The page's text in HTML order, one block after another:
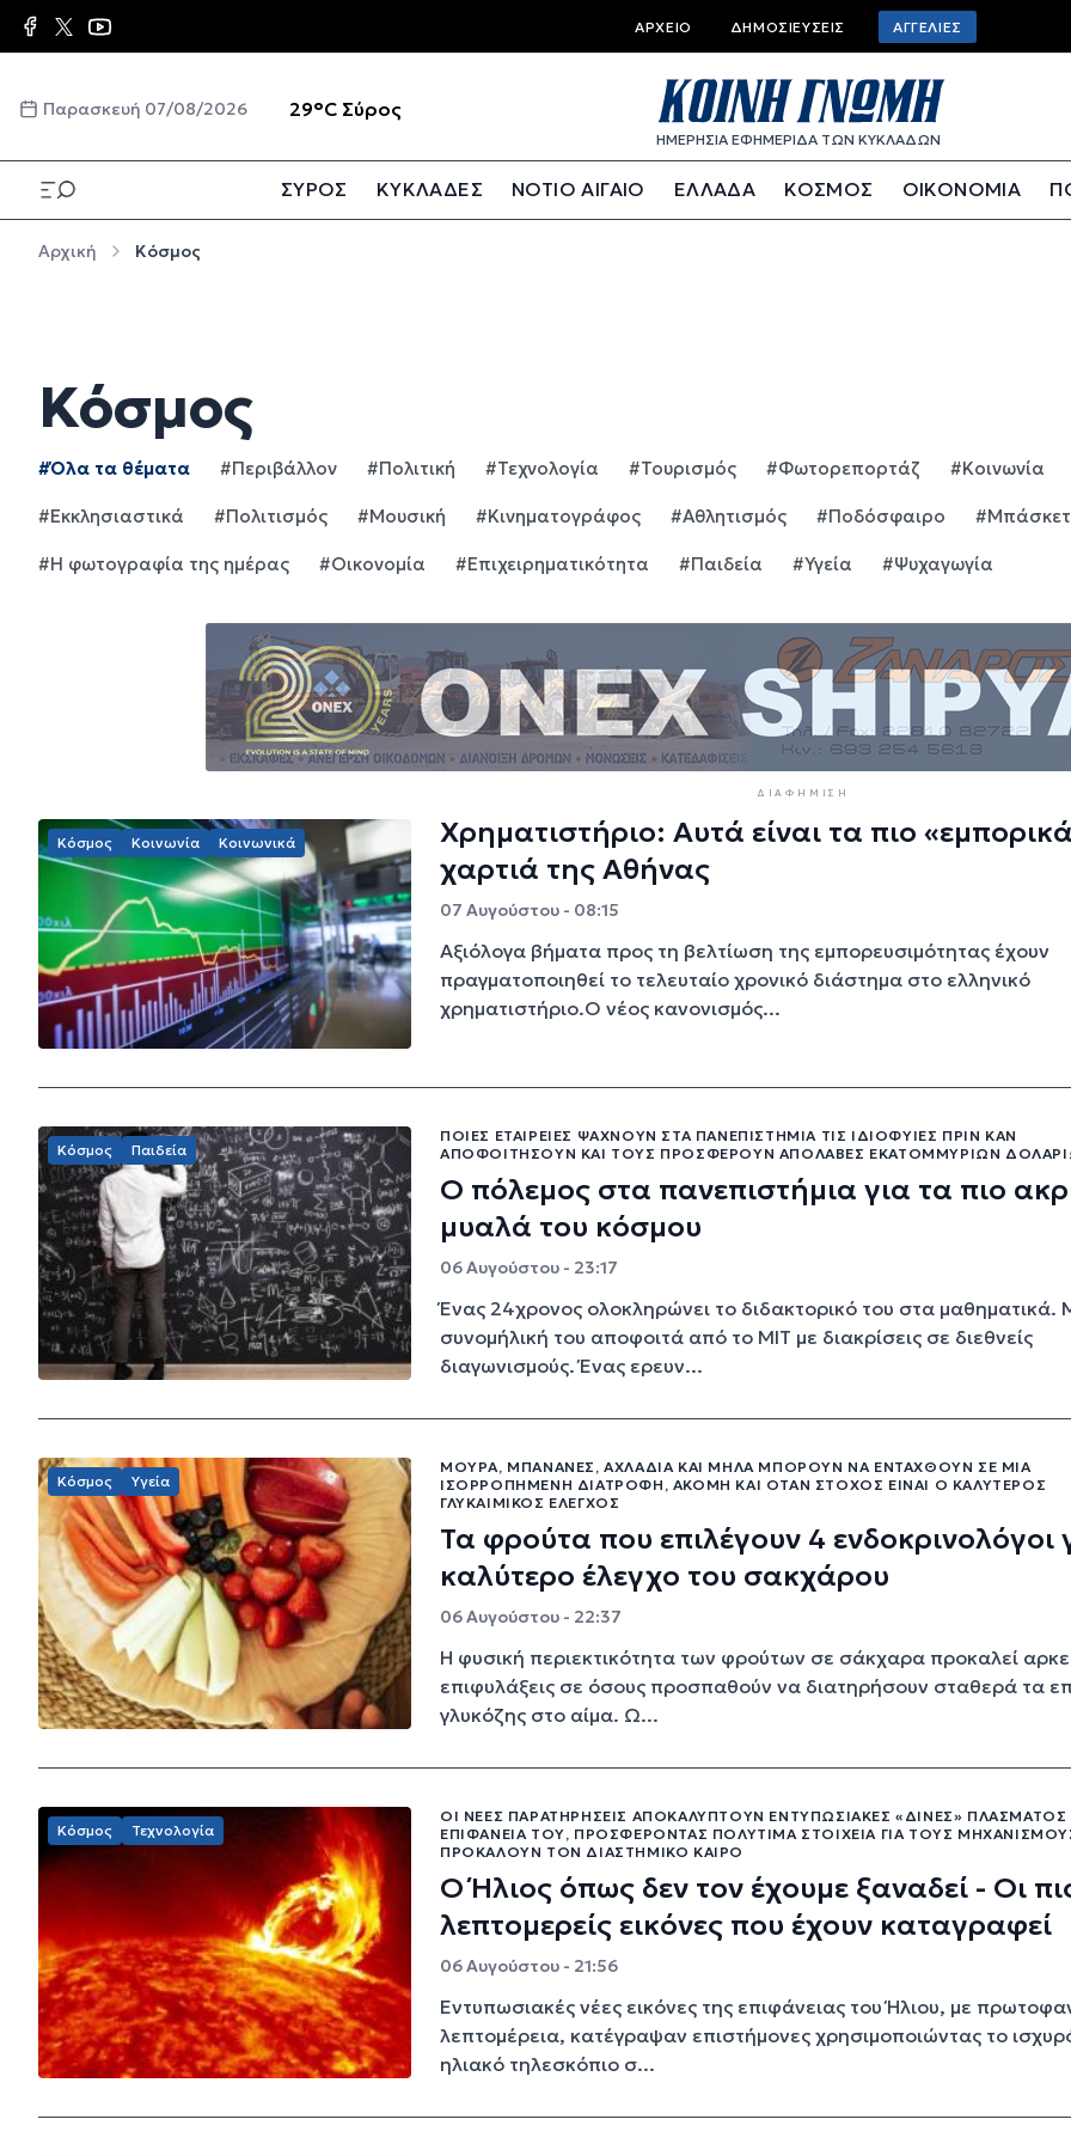
Παράκαμψη προς το κυρίως περιεχόμενο Top bar menu
ΑΡΧΕΊΟ ΔΗΜΟΣΙΕΎΣΕΙΣ ΑΓΓΕΛΊΕΣ
Παρασκευή 07/08/2026 29°C Σύρος
ΗΜΕΡΗΣΙΑ ΕΦΗΜΕΡΙΔΑ ΤΩΝ ΚΥΚΛΑΔΩΝ
ΣΥΡΟΣ ΚΥΚΛΑΔΕΣ ΝΟΤΙΟ ΑΙΓΑΙΟ ΕΛΛΑΔΑ ΚΟΣΜΟΣ ΟΙΚΟΝΟΜΙΑ
Αρχική Κόσμος
Κόσμος
#Όλα τα θέματα #Περιβάλλον #Πολιτική #Τεχνολογία #Τουρισμός #Φωτορεπορτάζ #Κοινωνία
#Εκκλησιαστικά #Πολιτισμός #Μουσική #Κινηματογράφος #Αθλητισμός #Ποδόσφαιρο #Μπάσκετ
#Η φωτογραφία της ημέρας #Οικονομία #Επιχειρηματικότητα #Παιδεία #Υγεία #Ψυχαγωγία
ΔΙΑΦΉΜΙΣΗ
Κόσμος Κοινωνία Κοινωνικά
Χρηματιστήριο: Αυτά είναι τα πιο
χαρτιά της Αθήνας
07 Αυγούστου - 08:15
Αξιόλογα βήματα προς τη βελτίωση της εμπορευσιμότητας έχουν
πραγματοποιηθεί το τελευταίο χρονικό διάστημα στο ελληνικό
χρηματιστήριο.Ο νέος κανονισμός...
Κόσμος Παιδεία
ΠΟΙΕΣ ΕΤΑΙΡΕΊΕΣ ΨΆΧΝΟΥΝ ΣΤΑ ΠΑΝΕΠΙΣΤΉΜΙΑ ΤΙΣ ΙΔΙΟΦΥΊΕΣ ΠΡΙΝ ΚΑΝ
ΑΠΟΦΟΙΤΉΣΟΥΝ ΚΑΙ ΤΟΥΣ ΠΡΟΣΦΈΡΟΥΝ ΑΠΟΛΑΒΈΣ ΕΚΑΤΟΜΜΥΡΊΩΝ
Ο πόλεμος στα πανεπιστήμια για τα πιο
μυαλά του κόσμου
06 Αυγούστου - 23:17
Ένας 24χρονος ολοκληρώνει το διδακτορικό του στα μαθηματικά.
συνομήλική του αποφοιτά από το MIT με διακρίσεις σε διεθνείς
διαγωνισμούς. Ένας ερευν...
Κόσμος Υγεία
ΜΟΎΡΑ, ΜΠΑΝΆΝΕΣ, ΑΧΛΆΔΙΑ ΚΑΙ ΜΉΛΑ ΜΠΟΡΟΎΝ ΝΑ ΕΝΤΑΧΘΟΎΝ ΣΕ ΜΙΑ
ΙΣΟΡΡΟΠΗΜΈΝΗ ΔΙΑΤΡΟΦΉ, ΑΚΌΜΗ ΚΑΙ ΌΤΑΝ ΣΤΌΧΟΣ ΕΊΝΑΙ Ο ΚΑΛΎΤΕΡΟΣ
ΓΛΥΚΑΙΜΙΚΌΣ ΈΛΕΓΧΟΣ
Τα φρούτα που επιλέγουν 4 ενδοκρινολόγοι
καλύτερο έλεγχο του σακχάρου
06 Αυγούστου - 22:37
Η φυσική περιεκτικότητα των φρούτων σε σάκχαρα προκαλεί
επιφυλάξεις σε όσους προσπαθούν να διατηρήσουν σταθερά τα
γλυκόζης στο αίμα. Ω...
Κόσμος Τεχνολογία
ΟΙ ΝΈΕΣ ΠΑΡΑΤΗΡΉΣΕΙΣ ΑΠΟΚΑΛΎΠΤΟΥΝ ΕΝΤΥΠΩΣΙΑΚΈΣ «ΔΊΝΕΣ» ΠΛΆΣΜΑΤΟΣ
ΕΠΙΦΆΝΕΙΆ ΤΟΥ, ΠΡΟΣΦΈΡΟΝΤΑΣ ΠΟΛΎΤΙΜΑ ΣΤΟΙΧΕΊΑ ΓΙΑ ΤΟΥΣ
ΠΡΟΚΑΛΟΎΝ ΤΟΝ ΔΙΑΣΤΗΜΙΚΌ ΚΑΙΡΌ
Ο Ήλιος όπως δεν τον έχουμε ξαναδεί - Οι
λεπτομερείς εικόνες που έχουν καταγραφεί
06 Αυγούστου - 21:56
Εντυπωσιακές νέες εικόνες της επιφάνειας του Ήλιου, με
λεπτομέρεια, κατέγραψαν επιστήμονες χρησιμοποιώντας το
ηλιακό τηλεσκόπιο σ...